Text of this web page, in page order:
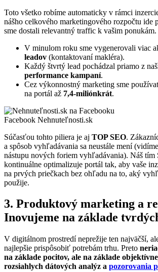
Toto všetko robíme automaticky v rámci
nášho celkového marketingového rozpočtu ide
sme dostali relevantný traffic k vašim ponukám.
V minulom roku sme vygenerovali viac
leadov (kontaktovaní makléra).
Každý štvrtý lead pochádzal priamo z
performance kampaní.
Cez výkonnostný marketing sme
na portál až 7,4-miliónkrát.
Facebook Nehnuteľnosti.sk
Súčasťou tohto piliera je aj TOP SEO.
a spôsob vyhľadávania sa neustále mení
nástupu nových foriem vyhľadávania). Náš tím
kontinuálne optimalizuje portál tak, aby vaše
na prvých priečkach bez ohľadu na to, aký
použije.
3. Produktový marketing a
Inovujeme na základe
V digitálnom prostredí neprežije ten najväčší,
najlepšie prispôsobiť potrebám trhu. Preto
na základe pocitov, ale na základe
rozsiahlych dátových analýz a pozorovania